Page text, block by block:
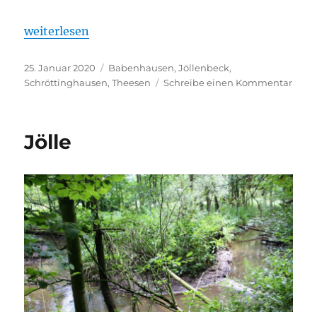
„Beckendorfer Mühlenbach“
weiterlesen
Veröffentlicht
am
25. Januar 2020 Kategorien
Babenhausen,Jöllenbeck,
Schröttinghausen,Theesen Schreibe einen Kommentarzu
Jölle